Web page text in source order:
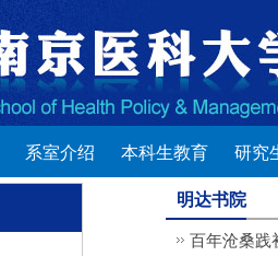
系室介绍 本科生教育 研究
明达书院
百年沧桑